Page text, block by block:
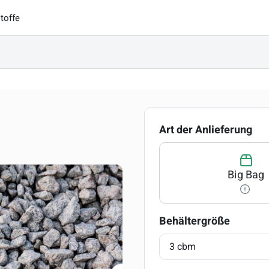
Art der Anlieferung
Big Bag
Behältergröße